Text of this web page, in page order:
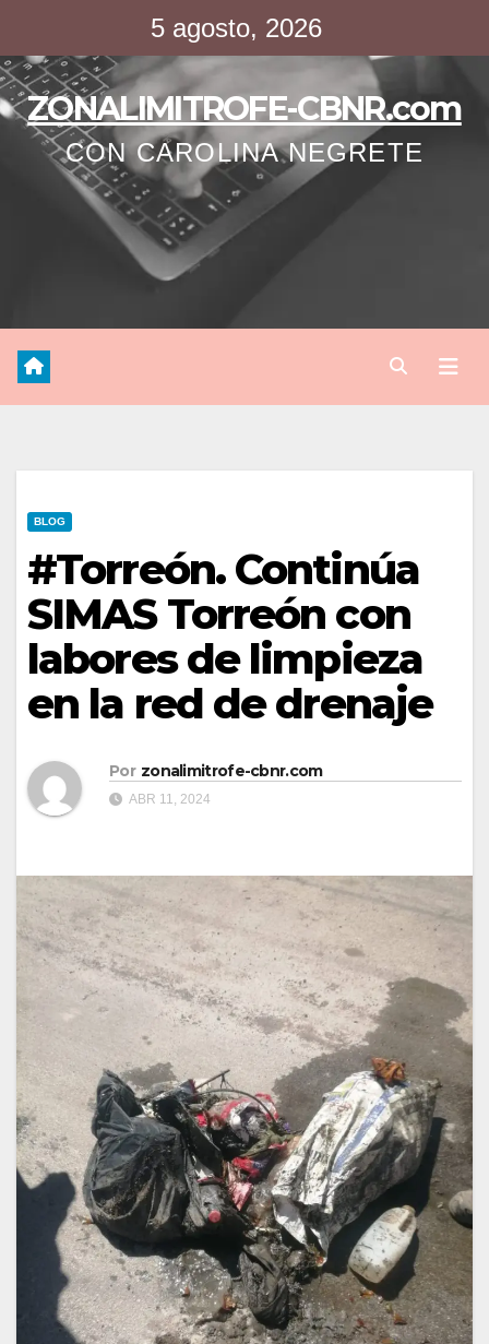
contenido
5 agosto, 2026
ZONALIMITROFE-CBNR.com
CON CAROLINA NEGRETE
BLOG
#Torreón. Continúa
SIMAS Torreón con
labores de limpieza
en la red de drenaje
Por zonalimitrofe-cbnr.com
ABR 11, 2024